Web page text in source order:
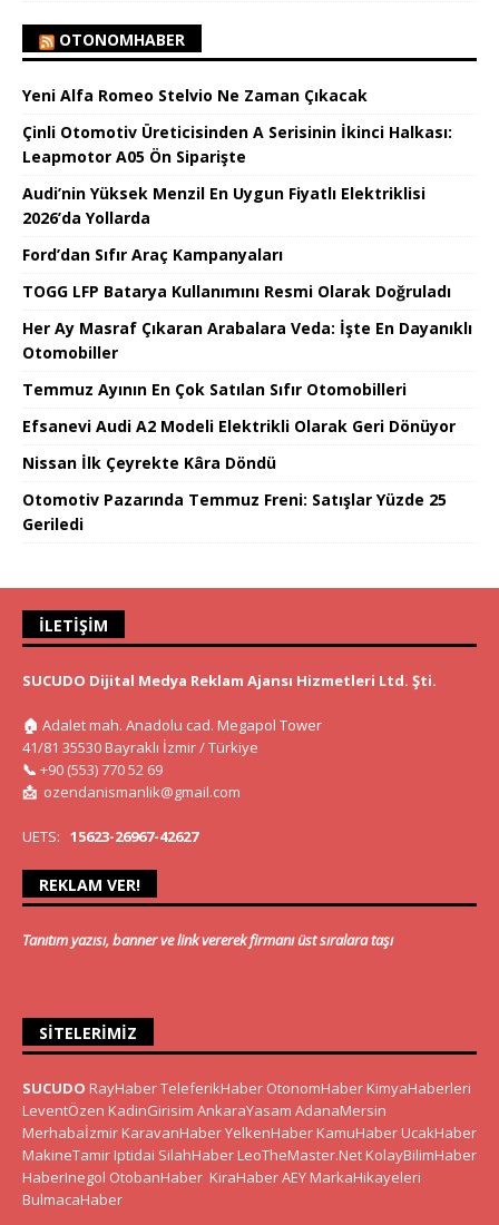
OTONOMHABER
Yeni Alfa Romeo Stelvio Ne Zaman Çıkacak
Çinli Otomotiv Üreticisinden A Serisinin İkinci Halkası:
Leapmotor A05 Ön Siparişte
Audi’nin Yüksek Menzil En Uygun Fiyatlı Elektriklisi
2026’da Yollarda
Ford’dan Sıfır Araç Kampanyaları
TOGG LFP Batarya Kullanımını Resmi Olarak Doğruladı
Her Ay Masraf Çıkaran Arabalara Veda: İşte En Dayanıklı
Otomobiller
Temmuz Ayının En Çok Satılan Sıfır Otomobilleri
Efsanevi Audi A2 Modeli Elektrikli Olarak Geri Dönüyor
Nissan İlk Çeyrekte Kâra Döndü
Otomotiv Pazarında Temmuz Freni: Satışlar Yüzde 25
Geriledi
İLETIŞIM
SUCUDO Dijital Medya Reklam Ajansı Hizmetleri Ltd. Şti.
🏠 Adalet mah. Anadolu cad. Megapol Tower
41/81 35530 Bayraklı İzmir / Türkiye
📞 +90 (553) 770 52 69
📩 ozendanismanlik@gmail.com
UETS: 15623-26967-42627
REKLAM VER!
Tanıtım yazısı, banner ve link vererek firmanı üst sıralara taşı
SITELERIMIZ
SUCUDO RayHaberTeleferikHaber OtonomHaber KimyaHaberleri
LeventÖzen KadinGirisim AnkaraYasam AdanaMersin
Merhabaİzmir KaravanHaberYelkenHaber KamuHaber UcakHaber
MakineTamir Iptidai SilahHaber LeoTheMaster.Net KolayBilimHaber
HaberInegol OtobanHaber KiraHaberAEY MarkaHikayeleri
BulmacaHaber